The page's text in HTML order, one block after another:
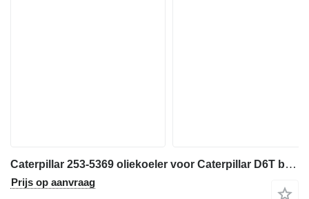
Caterpillar 253-5369 oliekoeler voor Caterpillar D6T bulldozer
Prijs op aanvraag